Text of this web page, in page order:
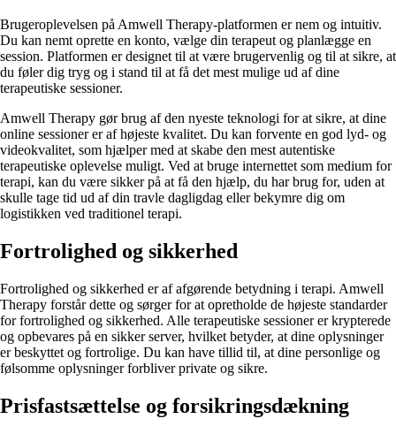
Brugeroplevelsen på Amwell Therapy-platformen er nem og intuitiv.
Du kan nemt oprette en konto, vælge din terapeut og planlægge en
session. Platformen er designet til at være brugervenlig og til at sikre, at
du føler dig tryg og i stand til at få det mest mulige ud af dine
terapeutiske sessioner.
Amwell Therapy gør brug af den nyeste teknologi for at sikre, at dine
online sessioner er af højeste kvalitet. Du kan forvente en god lyd- og
videokvalitet, som hjælper med at skabe den mest autentiske
terapeutiske oplevelse muligt. Ved at bruge internettet som medium for
terapi, kan du være sikker på at få den hjælp, du har brug for, uden at
skulle tage tid ud af din travle dagligdag eller bekymre dig om
logistikken ved traditionel terapi.
Fortrolighed og sikkerhed
Fortrolighed og sikkerhed er af afgørende betydning i terapi. Amwell
Therapy forstår dette og sørger for at opretholde de højeste standarder
for fortrolighed og sikkerhed. Alle terapeutiske sessioner er krypterede
og opbevares på en sikker server, hvilket betyder, at dine oplysninger
er beskyttet og fortrolige. Du kan have tillid til, at dine personlige og
følsomme oplysninger forbliver private og sikre.
Prisfastsættelse og forsikringsdækning